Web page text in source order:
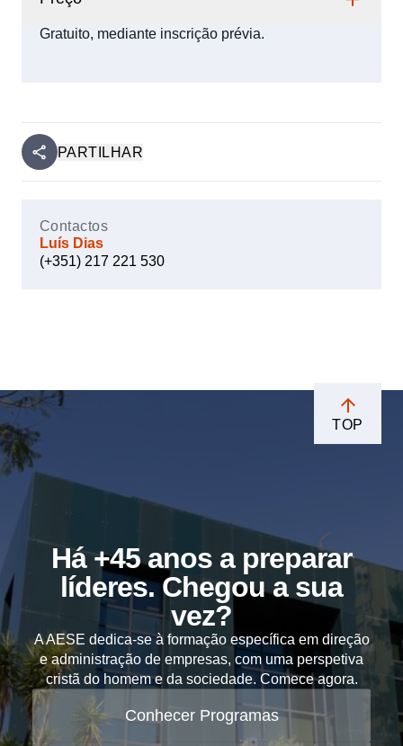
PARTILHAR
Contactos
Luís Dias
(+351) 217 221 530
Gratuito, mediante inscrição prévia.
TOP
Há +45 anos a preparar
líderes. Chegou a sua
vez?
A AESE dedica-se à formação específica em direção
e administração de empresas, com uma perspetiva
cristã do homem e da sociedade. Comece agora.
Conhecer Programas